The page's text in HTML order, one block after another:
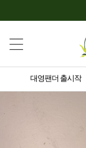
대영팬더 출시작